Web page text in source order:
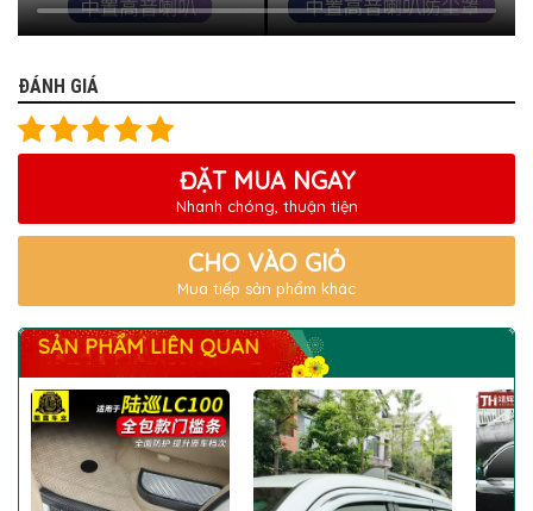
ĐÁNH GIÁ
ĐẶT MUA NGAY
Nhanh chóng, thuận tiện
CHO VÀO GIỎ
Mua tiếp sản phẩm khác
SẢN PHẨM LIÊN QUAN